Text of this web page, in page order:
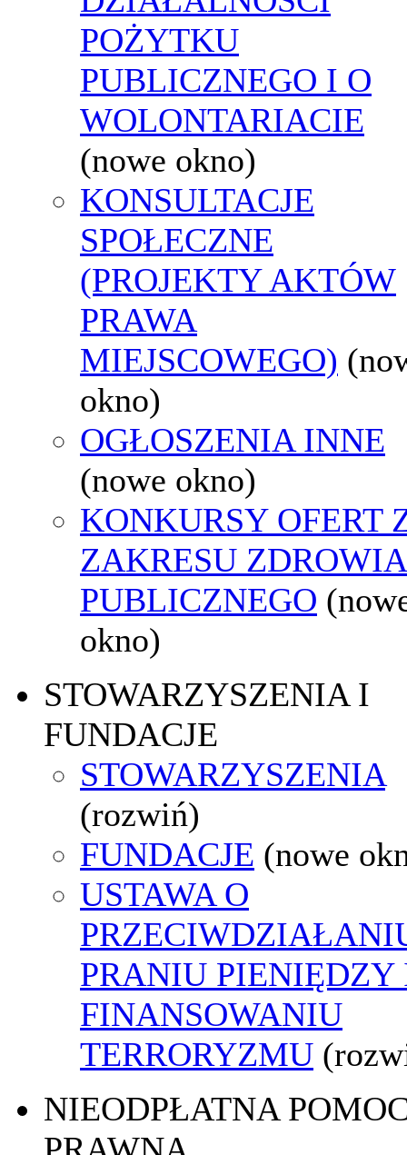
POŻYTKU
PUBLICZNEGO I O
WOLONTARIACIE
(nowe okno)
KONSULTACJE
SPOŁECZNE
(PROJEKTY AKTÓW
PRAWA
MIEJSCOWEGO)
okno)
OGŁOSZENIA INNE
(nowe okno)
KONKURSY OFERT
ZAKRESU ZDROWIA
PUBLICZNEGO
okno)
STOWARZYSZENIA I
FUNDACJE
STOWARZYSZENIA
(rozwiń)
FUNDACJE (nowe
USTAWA O
PRANIU PIENIĘDZY
FINANSOWANIU
TERRORYZMU
NIEODPŁATNA